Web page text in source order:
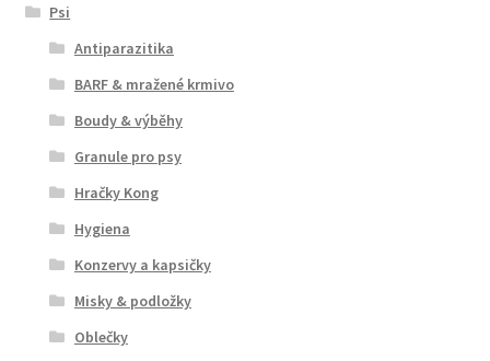
Psi
Antiparazitika
BARF & mražené krmivo
Boudy & výběhy
Granule pro psy
Hračky Kong
Hygiena
Konzervy a kapsičky
Misky & podložky
Oblečky